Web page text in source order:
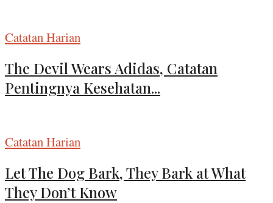
Catatan Harian
The Devil Wears Adidas, Catatan
Pentingnya Kesehatan...
Catatan Harian
Let The Dog Bark, They Bark at What
They Don’t Know